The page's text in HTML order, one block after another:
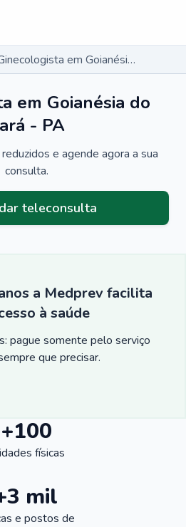
Ginecologista em Goianésia do Pará - PA
em Goianésia do
- PA
e agende agora a sua
consulta.
teleconsulta
a Medprev facilita
à saúde
pague somente pelo serviço
que precisar.
+100
físicas
mil
e postos de